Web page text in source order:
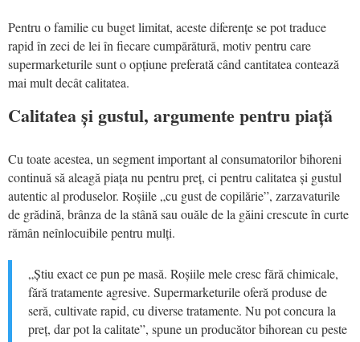
Pentru o familie cu buget limitat, aceste diferențe se pot traduce
rapid în zeci de lei în fiecare cumpărătură, motiv pentru care
supermarketurile sunt o opțiune preferată când cantitatea contează
mai mult decât calitatea.
Calitatea și gustul, argumente pentru piață
Cu toate acestea, un segment important al consumatorilor bihoreni
continuă să aleagă piața nu pentru preț, ci pentru calitatea și gustul
autentic al produselor. Roșiile „cu gust de copilărie”, zarzavaturile
de grădină, brânza de la stână sau ouăle de la găini crescute în curte
rămân neînlocuibile pentru mulți.
„Știu exact ce pun pe masă. Roșiile mele cresc fără chimicale,
fără tratamente agresive. Supermarketurile oferă produse de
seră, cultivate rapid, cu diverse tratamente. Nu pot concura la
preț, dar pot la calitate”, spune un producător bihorean cu peste